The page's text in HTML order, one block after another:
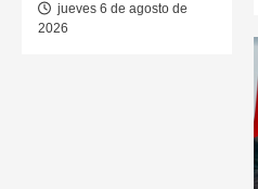
jueves 6 de agosto de
2026